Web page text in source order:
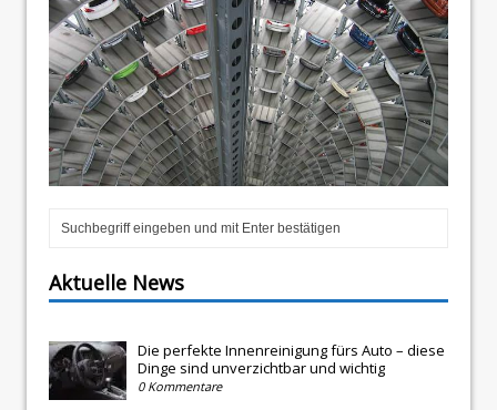
Aktuelle News
Die perfekte Innenreinigung fürs Auto – diese
Dinge sind unverzichtbar und wichtig
0 Kommentare